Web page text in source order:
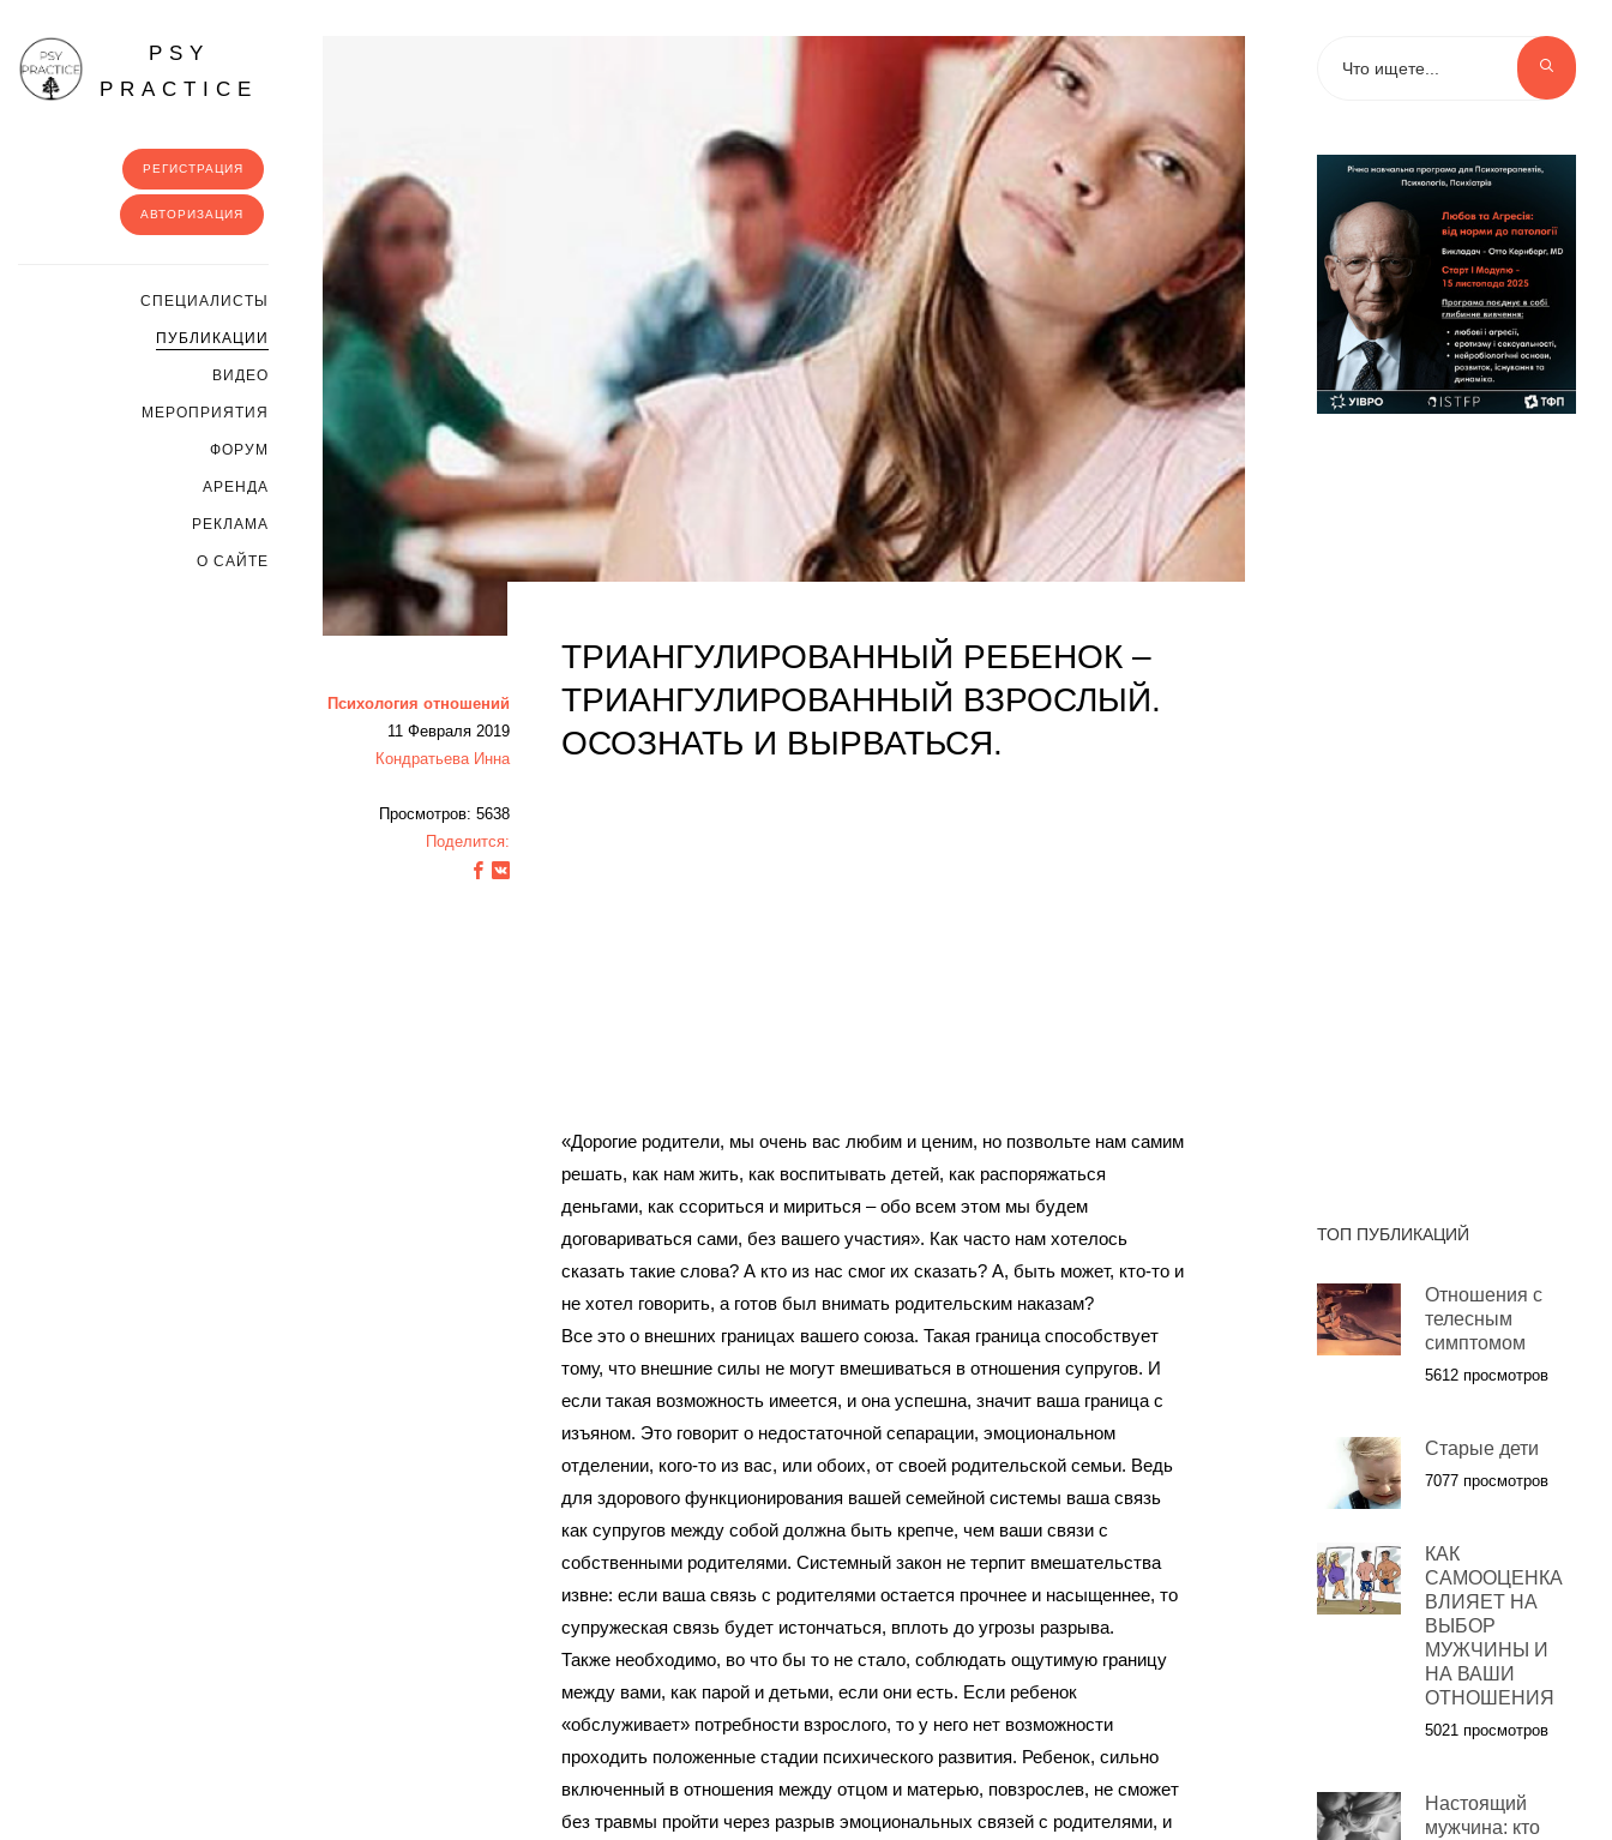
PSY
PRACTICE
РЕГИСТРАЦИЯ
АВТОРИЗАЦИЯ
CПЕЦИАЛИСТЫ
ПУБЛИКАЦИИ
ВИДЕО
МЕРОПРИЯТИЯ
ФОРУМ
АРЕНДА
РЕКЛАМА
О САЙТЕ
Психология отношений
11 Февраля 2019
Кондратьева Инна
Просмотров: 5638
Поделится:
ТРИАНГУЛИРОВАННЫЙ РЕБЕНОК –
ТРИАНГУЛИРОВАННЫЙ ВЗРОСЛЫЙ.
ОСОЗНАТЬ И ВЫРВАТЬСЯ.
«Дорогие родители, мы очень вас любим и ценим, но позвольте нам самим
решать, как нам жить, как воспитывать детей, как распоряжаться
деньгами, как ссориться и мириться – обо всем этом мы будем
договариваться сами, без вашего участия». Как часто нам хотелось
сказать такие слова? А кто из нас смог их сказать? А, быть может, кто-то и
не хотел говорить, а готов был внимать родительским наказам?
Все это о внешних границах вашего союза. Такая граница способствует
тому, что внешние силы не могут вмешиваться в отношения супругов. И
если такая возможность имеется, и она успешна, значит ваша граница с
изъяном. Это говорит о недостаточной сепарации, эмоциональном
отделении, кого-то из вас, или обоих, от своей родительской семьи. Ведь
для здорового функционирования вашей семейной системы ваша связь
как супругов между собой должна быть крепче, чем ваши связи с
собственными родителями. Системный закон не терпит вмешательства
извне: если ваша связь с родителями остается прочнее и насыщеннее, то
супружеская связь будет истончаться, вплоть до угрозы разрыва.
Также необходимо, во что бы то не стало, соблюдать ощутимую границу
между вами, как парой и детьми, если они есть. Если ребенок
«обслуживает» потребности взрослого, то у него нет возможности
проходить положенные стадии психического развития. Ребенок, сильно
включенный в отношения между отцом и матерью, повзрослев, не сможет
без травмы пройти через разрыв эмоциональных связей с родителями, и
ТОП ПУБЛИКАЦИЙ
Отношения с
телесным
симптомом
5612 просмотров
Старые дети
7077 просмотров
КАК
САМООЦЕНКА
ВЛИЯЕТ НА
ВЫБОР
МУЖЧИНЫ И
НА ВАШИ
ОТНОШЕНИЯ
5021 просмотров
Настоящий
мужчина: кто